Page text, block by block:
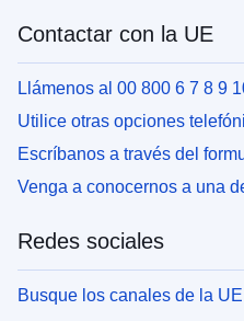
Contactar con la UE
Llámenos al 00 800 6 7 8 9
Utilice otras opciones
Escríbanos a través del
Venga a conocernos a una
Redes sociales
Busque los canales de la